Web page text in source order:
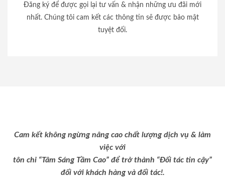
Đăng ký để được gọi lại tư vấn & nhận những ưu đãi mới
nhất. Chúng tôi cam kết các thông tin sẽ được bảo mật
tuyệt đối.
Cam kết không ngừng nâng cao chất lượng dịch vụ & làm
việc với
tôn chỉ “Tâm Sáng Tầm Cao” để trở thành “Đối tác tin cậy”
đối với khách hàng và đối tác!.